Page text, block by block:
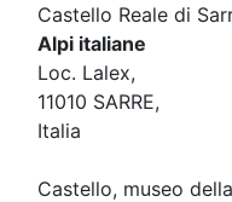
Castello Reale di
Alpi italiane
Loc. Lalex,
11010 SARRE,
Italia
Castello, museo